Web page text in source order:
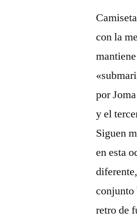
con la
por
y el
Siguen
en esta
conjunto
retro de